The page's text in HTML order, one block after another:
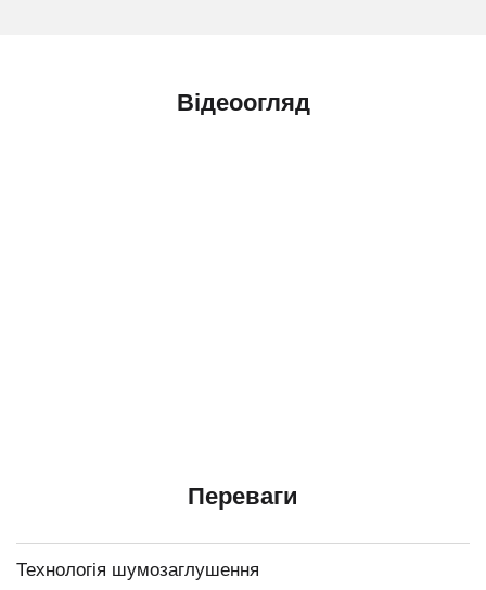
Відеоогляд
Переваги
Технологія шумозаглушення